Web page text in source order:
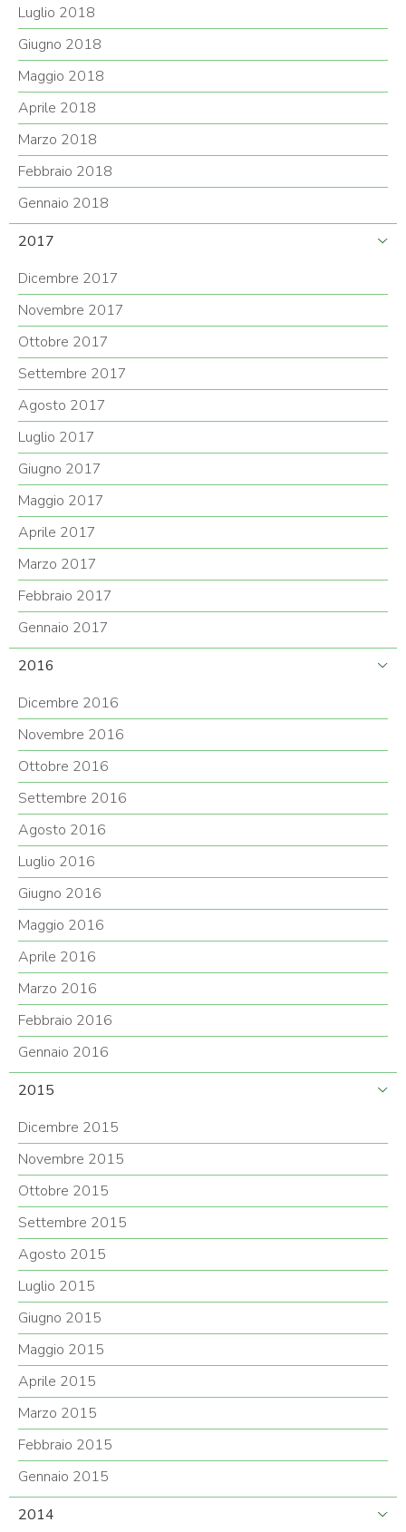
Luglio 2018
Giugno 2018
Maggio 2018
Aprile 2018
Marzo 2018
Febbraio 2018
Gennaio 2018
2017
Dicembre 2017
Novembre 2017
Ottobre 2017
Settembre 2017
Agosto 2017
Luglio 2017
Giugno 2017
Maggio 2017
Aprile 2017
Marzo 2017
Febbraio 2017
Gennaio 2017
2016
Dicembre 2016
Novembre 2016
Ottobre 2016
Settembre 2016
Agosto 2016
Luglio 2016
Giugno 2016
Maggio 2016
Aprile 2016
Marzo 2016
Febbraio 2016
Gennaio 2016
2015
Dicembre 2015
Novembre 2015
Ottobre 2015
Settembre 2015
Agosto 2015
Luglio 2015
Giugno 2015
Maggio 2015
Aprile 2015
Marzo 2015
Febbraio 2015
Gennaio 2015
2014